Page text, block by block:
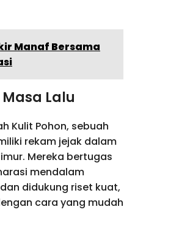
Manaf Bersama
Lalu
Kulit Pohon, sebuah
rekam jejak dalam
Mereka bertugas
mendalam
didukung riset kuat,
cara yang mudah